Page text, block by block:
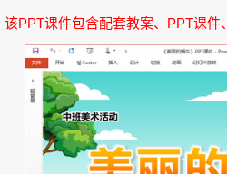
该PPT课件包含配套教案、PPT课件